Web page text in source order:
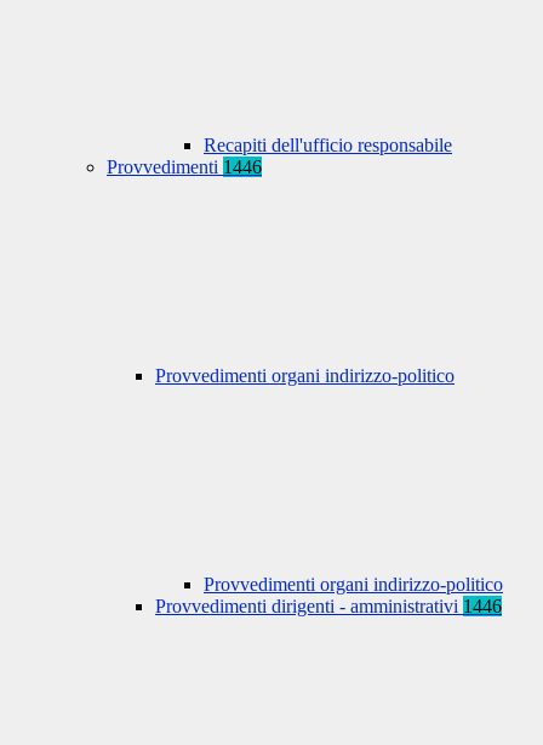
Recapiti dell'ufficio responsabile
Provvedimenti 1446
Provvedimenti organi indirizzo-politico
Provvedimenti organi indirizzo-politico
Provvedimenti dirigenti - amministrativi 1446